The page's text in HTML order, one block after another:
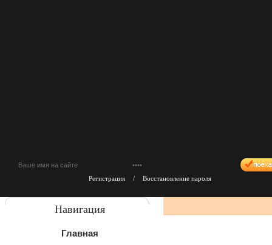
Регистрация / Восстановление пароля
Навигация
Главная